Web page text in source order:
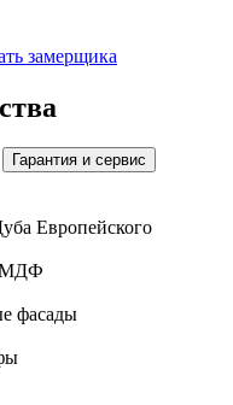
замерщика
Гарантия и сервис
Европейского
МДФ
фасады